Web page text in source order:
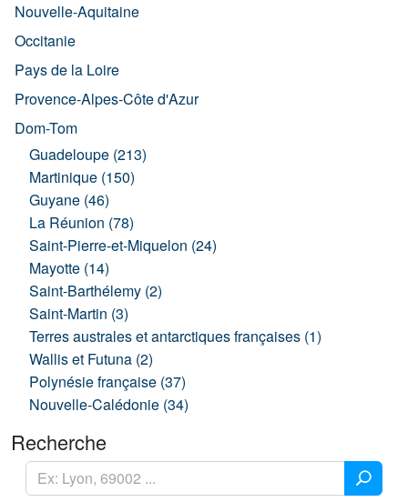
Nouvelle-Aquitaine
Occitanie
Pays de la Loire
Provence-Alpes-Côte d'Azur
Dom-Tom
Guadeloupe (213)
Martinique (150)
Guyane (46)
La Réunion (78)
Saint-Pierre-et-Miquelon (24)
Mayotte (14)
Saint-Barthélemy (2)
Saint-Martin (3)
Terres australes et antarctiques françaises (1)
Wallis et Futuna (2)
Polynésie française (37)
Nouvelle-Calédonie (34)
Recherche